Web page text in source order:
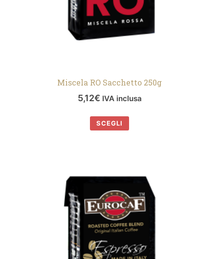
Miscela RO Sacchetto 250g
5,12€ IVA inclusa
SCEGLI